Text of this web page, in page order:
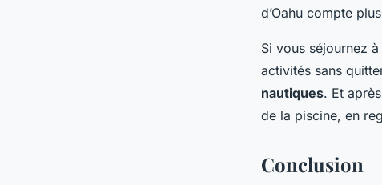
d’Oahu compte
Si vous séjournez
activités sans
nautiques. Et
de la piscine, en
Conclusion